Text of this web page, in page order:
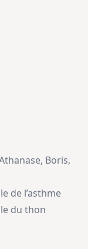
Boris,
de l’asthme
du thon